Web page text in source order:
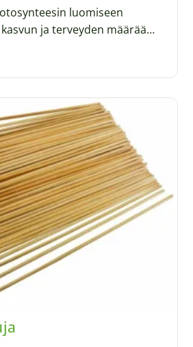
luomiseen
kasvun ja terveyden määrää…